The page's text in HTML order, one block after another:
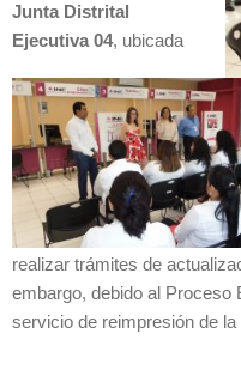
Junta Distrital
Ejecutiva 04, ubicada
realizar trámites de
embargo, debido al Proceso
servicio de reimpresión de la